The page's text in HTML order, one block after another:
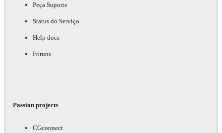
Peça Suporte
Status do Serviço
Help docs
Fóruns
Passion projects
CGconnect